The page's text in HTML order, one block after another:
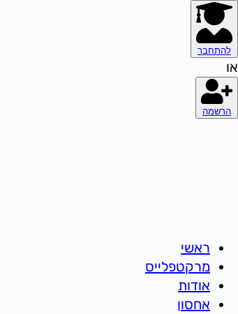
להתחבר
או
הרשמה
ראשי
מרקטפלייס
אודות
אחסון